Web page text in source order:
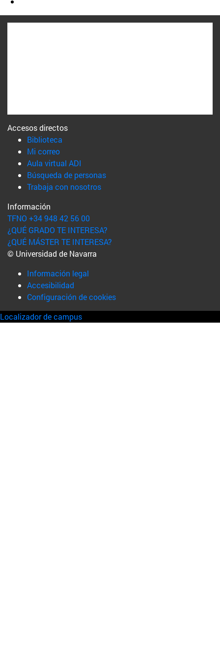
Accesos directos
Biblioteca
Mi correo(abre en nueva ventana)
Aula virtual ADI
Búsqueda de personas(abre en nueva ventana)
Trabaja con nosotros(abre en nueva ventana)
Información
TFNO +34 948 42 56 00
¿QUÉ GRADO TE INTERESA?
¿QUÉ MÁSTER TE INTERESA?
© Universidad de Navarra
Información legal
Accesibilidad
Configuración de cookies
Localizador de campus